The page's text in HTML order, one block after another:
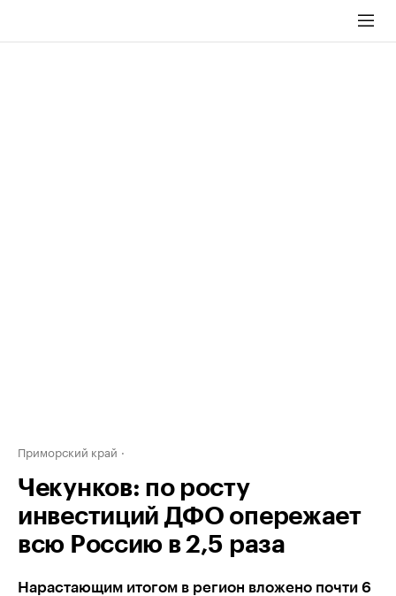
Приморский край
Чекунков: по росту
инвестиций ДФО опережает
всю Россию в 2,5 раза
Нарастающим итогом в регион вложено почти 6